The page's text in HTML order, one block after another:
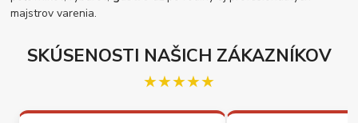
majstrov varenia.
SKÚSENOSTI NAŠICH ZÁKAZNÍKOV
★★★★★